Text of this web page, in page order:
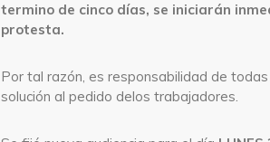
termino de cinco días, se iniciarán
protesta.
Por tal razón, es responsabilidad de
solución al pedido delos trabajadores.